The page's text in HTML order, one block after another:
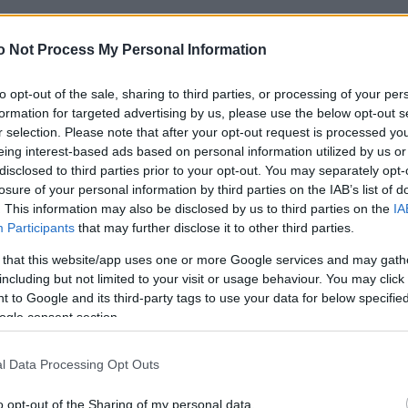
Not Process My Personal Information
opt-out of the sale, sharing to third parties, or processing of your
for targeted advertising by us, please use the below opt-out
selection. Please note that after your opt-out request is processed
interest-based ads based on personal information utilized by us
to third parties prior to your opt-out. You may separately
of your personal information by third parties on the IAB’s list of
This information may also be disclosed by us to third parties on the
Participants that may further disclose it to other third parties.
that this website/app uses one or more Google services and may
but not limited to your visit or usage behaviour. You may
to Google and its third-party tags to use your data for below
consent section.
Data Processing Opt Outs
opt-out of the Sharing of my personal data.
για την αποχή της από τη δημοσιότητα
λόγια για την σχέση τους – «Σαν τη δική
οι ρεπόρτερ με ρωτούσαν πράγματα που
– Πολύ δύσκολα βάζω ανθρώπους στη ζωή μου»
ποια είμαι και τι είμαι» – Η τρυφερή